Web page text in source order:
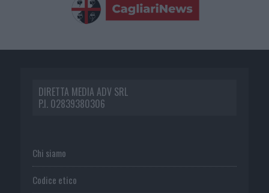
DIRETTA MEDIA ADV SRL
P.I. 02839380306
Chi siamo
Codice etico